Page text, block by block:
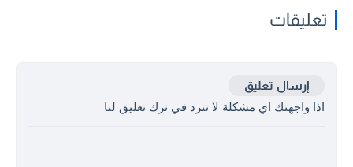
تعليقات
إرسال تعليق
اذا واجهتك اي مشكلة لا تترد في ترك تعليق لنا